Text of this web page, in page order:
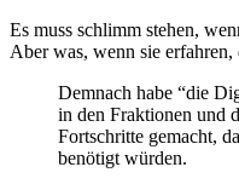
Es muss schlimm stehen,
Aber was, wenn sie erfahren,
Demnach habe “die
in den Fraktionen und
Fortschritte gemacht,
benötigt würden.